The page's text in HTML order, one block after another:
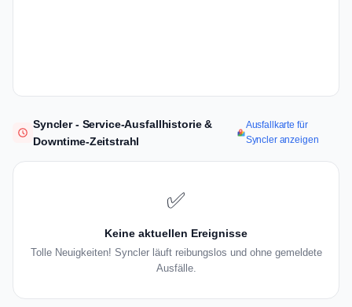
Syncler - Service-Ausfallhistorie &
Downtime-Zeitstrahl
Ausfallkarte für
Syncler anzeigen
✅
Keine aktuellen Ereignisse
Tolle Neuigkeiten! Syncler läuft reibungslos und ohne gemeldete
Ausfälle.